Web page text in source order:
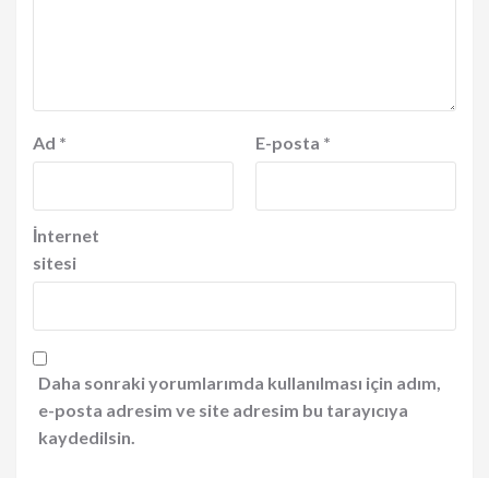
Ad * E-posta *
İnternet
sitesi
Daha sonraki yorumlarımda kullanılması için adım,
e-posta adresim ve site adresim bu tarayıcıya
kaydedilsin.